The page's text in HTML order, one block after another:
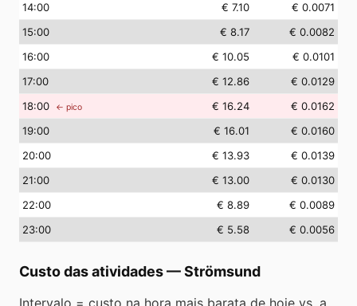
14:00 € 7.10
€ 0.0071
15:00 € 8.17
€ 0.0082
16:00 € 10.05
€ 0.0101
17:00 € 12.86
€ 0.0129
18:00 ← pico € 16.24
€ 0.0162
19:00 € 16.01
€ 0.0160
20:00 € 13.93
€ 0.0139
21:00 € 13.00
€ 0.0130
22:00 € 8.89
€ 0.0089
23:00 € 5.58 € 0.0056
Custo das atividades—Strömsund
Intervalo = custo na hora mais barata de hoje vs. a